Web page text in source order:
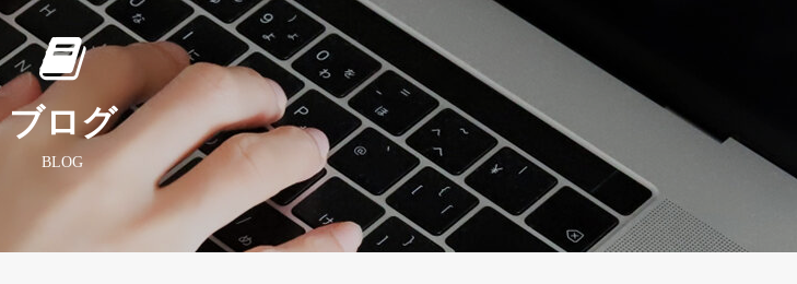
ブログ
BLOG